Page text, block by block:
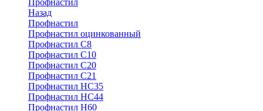
Профнастил
Назад
Профнастил
Профнастил оцинкованный
Профнастил С8
Профнастил С10
Профнастил С20
Профнастил С21
Профнастил НС35
Профнастил НС44
Профнастил Н60